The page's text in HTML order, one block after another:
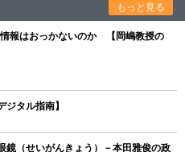
もっと見る
報はおっかないのか 【岡嶋教授の
タル指南】
（せいがんきょう）－本田雅俊の政